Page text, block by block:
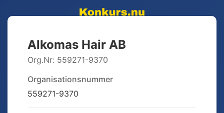
Alkomas Hair AB
Org.Nr: 559271-9370
Organisationsnummer
559271-9370